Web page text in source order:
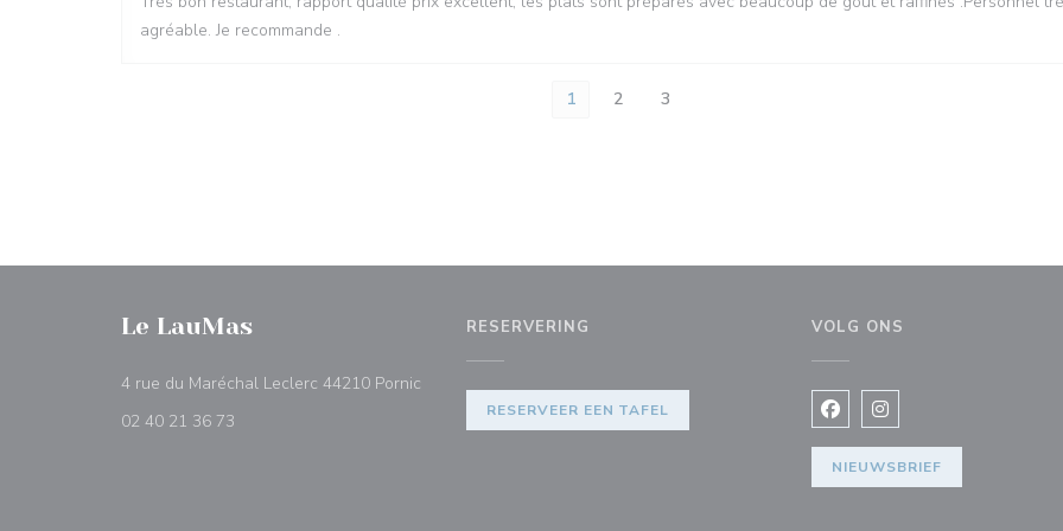
agréable. Je recommande .
1 2 3
Le LauMas
4 rue du Maréchal Leclerc 44210 Pornic
02 40 21 36 73
RESERVERING
RESERVEER EEN TAFEL
VOLG ONS
Facebook ((opent in een
Instagram ((opent in
NIEUWSBRIEF